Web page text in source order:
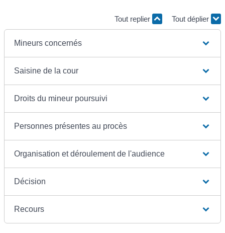
Tout replier Tout déplier
Mineurs concernés
Saisine de la cour
Droits du mineur poursuivi
Personnes présentes au procès
Organisation et déroulement de l'audience
Décision
Recours